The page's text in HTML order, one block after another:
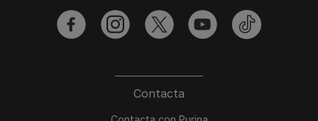
Contacta
facebookinstagramtwitter youtubetiktok